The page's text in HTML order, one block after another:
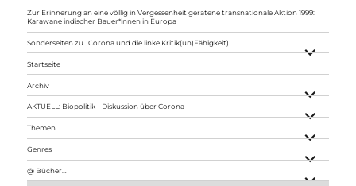
Zur Erinnerung an eine völlig in Vergessenheit geratene transnationale Aktion 1999:
Karawane indischer Bauer*innen in Europa
Sonderseiten zu…Corona und die linke Kritik(un)Fähigkeit).
anzeigen
Startseite
Archiv
anzeigen
AKTUELL: Biopolitik – Diskussion über Corona
anzeigen
Themen
anzeigen
Genres
anzeigen
@ Bücher…